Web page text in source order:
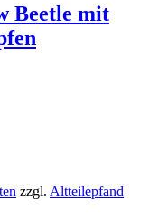
Beetle mit
zzgl. Altteilepfand